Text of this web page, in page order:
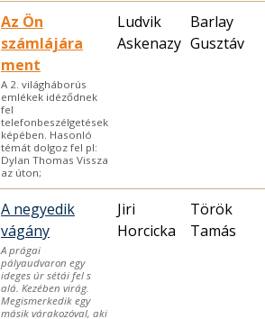
Az Ön
számlájára
ment
A 2. világháborús
emlékek idéződnek
fel
telefonbeszélgetések
képében. Hasonló
témát dolgoz fel pl:
Dylan Thomas Vissza
az úton;
Ludvik
Askenazy
Barlay
Gusztáv
A negyedik
vágány
A prágai
pályaudvaron egy
ideges úr sétái fel s
alá. Kezében virág.
Megismerkedik egy
másik várakozóval, aki
Jiri
Horcicka
Török
Tamás